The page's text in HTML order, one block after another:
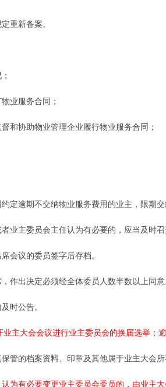
重新备案。
业服务合同；
和协助物业管理企业履行物业服务合同；
逾期不交纳物业服务费用的业主，限期交
主委员会主任认为有必要的，应当及时召
会议的委员签字后存档。
出决定必须经全体委员人数半数以上同意
时公告。
大会会议进行业主委员会的换届选举；
的档案资料、印章及其他属于业主大会
有必要变更业主委员会委员的，由业主大